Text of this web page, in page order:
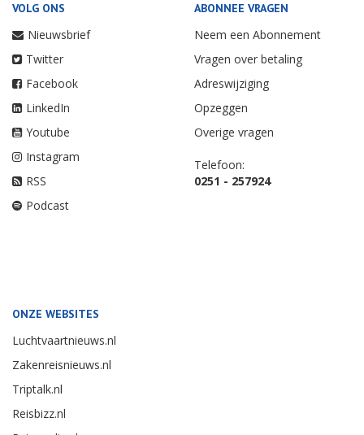
VOLG ONS
Nieuwsbrief
Twitter
Facebook
LinkedIn
Youtube
Instagram
RSS
Podcast
ABONNEE VRAGEN
Neem een Abonnement
Vragen over betaling
Adreswijziging
Opzeggen
Overige vragen
Telefoon:
0251 - 257924
ONZE WEBSITES
Luchtvaartnieuws.nl
Zakenreisnieuws.nl
Triptalk.nl
Reisbizz.nl